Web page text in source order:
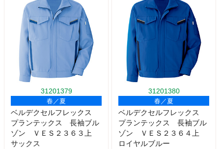
31201379
春／夏
ベルデクセルフレックス
プランテックス 長袖ブル
ゾン ＶＥＳ２３６３上
サックス
31201380
春／夏
ベルデクセルフレックス
プランテックス 長袖ブル
ゾン ＶＥＳ２３６４上
ロイヤルブルー